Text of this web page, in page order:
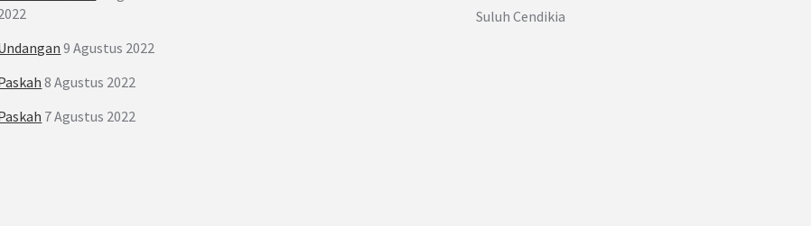
9 Agustus 2022
8 Agustus 2022
7 Agustus 2022
Suluh Cendikia